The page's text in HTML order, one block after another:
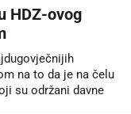
HDZ-ovog
na to da je na čelu
su održani davne